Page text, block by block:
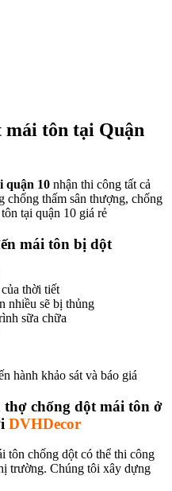
mái tôn tại Quận
quận 10 nhận thi công tất cả
chống thấm sân thượng, chống
tại quận 10 giá rẻ
mái tôn bị dột
thời tiết
nhiều sẽ bị thủng
sữa chữa
hành khảo sát và báo giá
thợ chống dột mái tôn ở
DVHDecor
tôn chống dột có thể thi công
trường. Chúng tôi xây dựng